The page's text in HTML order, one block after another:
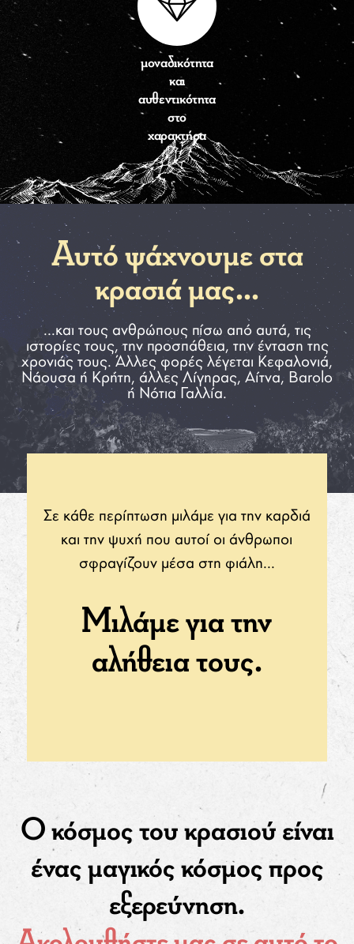
μοναδικότητα
και
αυθεντικότητα
στο
χαρακτήρα
Αυτό ψάχνουμε στα
κρασιά μας...
...και τους ανθρώπους πίσω από αυτά, τις
ιστορίες τους, την προσπάθεια, την ένταση της
χρονιάς τους. Άλλες φορές λέγεται Κεφαλονιά,
Νάουσα ή Κρήτη, άλλες Λίγηρας, Αίτνα, Barolo
ή Νότια Γαλλία.
Σε κάθε περίπτωση μιλάμε για την καρδιά
και την ψυχή που αυτοί οι άνθρωποι
σφραγίζουν μέσα στη φιάλη...
Μιλάμε για την
αλήθεια τους.
Ο κόσμος του κρασιού είναι
ένας μαγικόςκόσμος προς
εξερεύνηση.